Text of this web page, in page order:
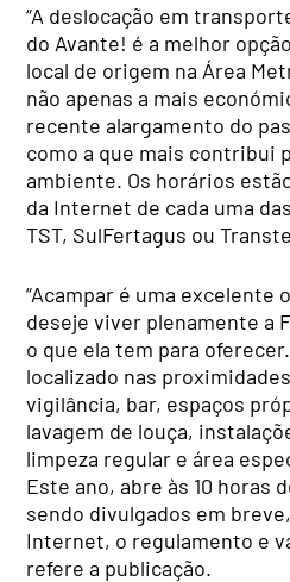
“A deslocação em
do Avante! é a melhor
local de origem na Área
não apenas a mais
recente alargamento do
como a que mais contribui
ambiente. Os horários
da Internet de cada uma
TST, SulFertagus ou
“Acampar é uma excelente
deseje viver plenamente a
o que ela tem para
localizado nas
vigilância, bar, espaços
lavagem de louça,
limpeza regular e área
Este ano, abre às 10 horas
sendo divulgados em
Internet, o regulamento e
refere a publicação.